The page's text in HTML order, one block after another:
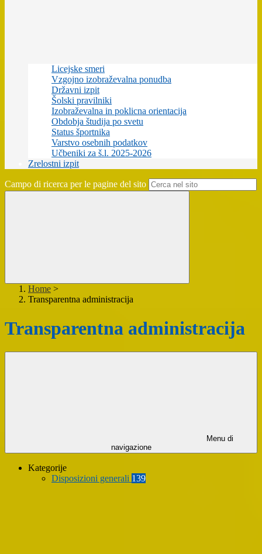
Licejske smeri
Vzgojno izobraževalna ponudba
Državni izpit
Šolski pravilniki
Izobraževalna in poklicna orientacija
Obdobja študija po svetu
Status športnika
Varstvo osebnih podatkov
Učbeniki za š.l. 2025-2026
Zrelostni izpit
Campo di ricerca per le pagine del sito
Home >
Transparentna administracija
Transparentna administracija
Menu di
navigazione
Kategorije
Disposizioni generali 139